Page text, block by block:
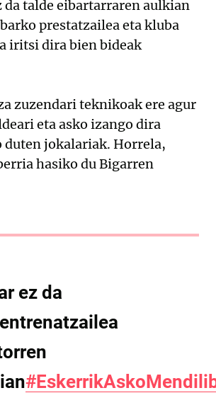
talde eibartarraren aulkian
prestatzailea eta kluba
iritsi dira bien bideak
zuzendari teknikoak ere agur
eta asko izango dira
duten jokalariak. Horrela,
hasiko du Bigarren
ez da